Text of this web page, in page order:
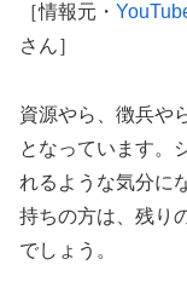
［情報元・
さん］
資源やら、徴兵や
となっています。
れるような気分に
持ちの方は、残り
でしょう。